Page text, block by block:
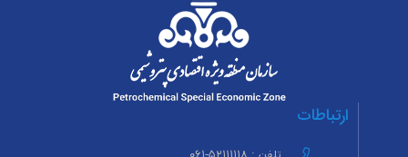
ارتباطات